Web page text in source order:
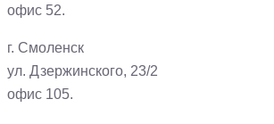
офис 52.
г. Смоленск
ул. Дзержинского, 23/2
офис 105.